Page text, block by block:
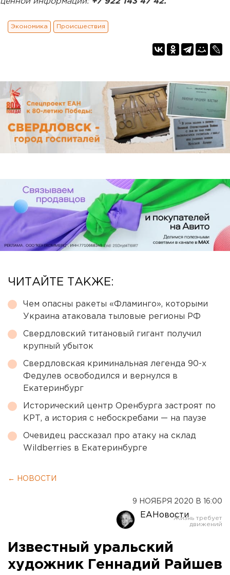
Экономика Происшествия
ЧИТАЙТЕ ТАКЖЕ:
Чем опасны ракеты «Фламинго», которыми
Украина атаковала тыловые регионы РФ
Свердловский титановый гигант получил
крупный убыток
Свердловская криминальная легенда 90-х
Федулев освободился и вернулся в
Екатеринбург
Исторический центр Оренбурга застроят по
КРТ, а история с небоскребами — на паузе
Очевидец рассказал про атаку на склад
Wildberries в Екатеринбурге
← НОВОСТИ
9 НОЯБРЯ 2020 В 16:00
ЕАНовости
Известный уральский
художник Геннадий Райшев